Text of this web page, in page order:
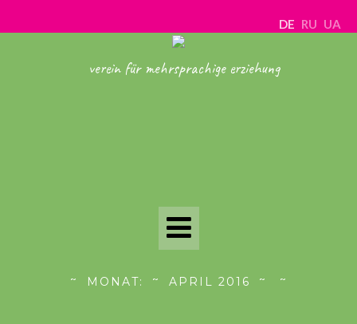
DE RU UA
verein für mehrsprachige erziehung
Toggle
Navigation
MONAT: APRIL 2016